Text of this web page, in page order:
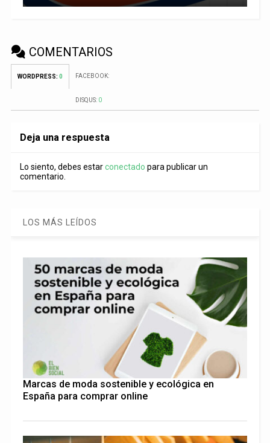
COMENTARIOS
WORDPRESS: 0 FACEBOOK:
DISQUS: 0
Deja una respuesta
Lo siento, debes estarconectado para publicar un
comentario.
LOS MÁS LEÍDOS
Marcas de moda sostenible y ecológica en
España para comprar online